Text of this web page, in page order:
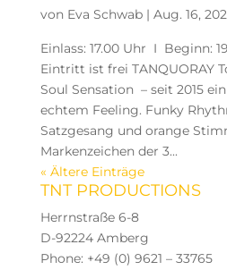
von Eva Schwab| Aug. 16,
Einlass: 17.00 Uhr I Beginn:
Eintritt ist frei TANQUORAY
Soul Sensation – seit 2015
echtem Feeling. Funky
Satzgesang und orange
Markenzeichen der 3...
« Ältere Einträge
TNT PRODUCTIONS
Herrnstraße 6-8
D-92224 Amberg
Phone: +49 (0) 9621 – 33765